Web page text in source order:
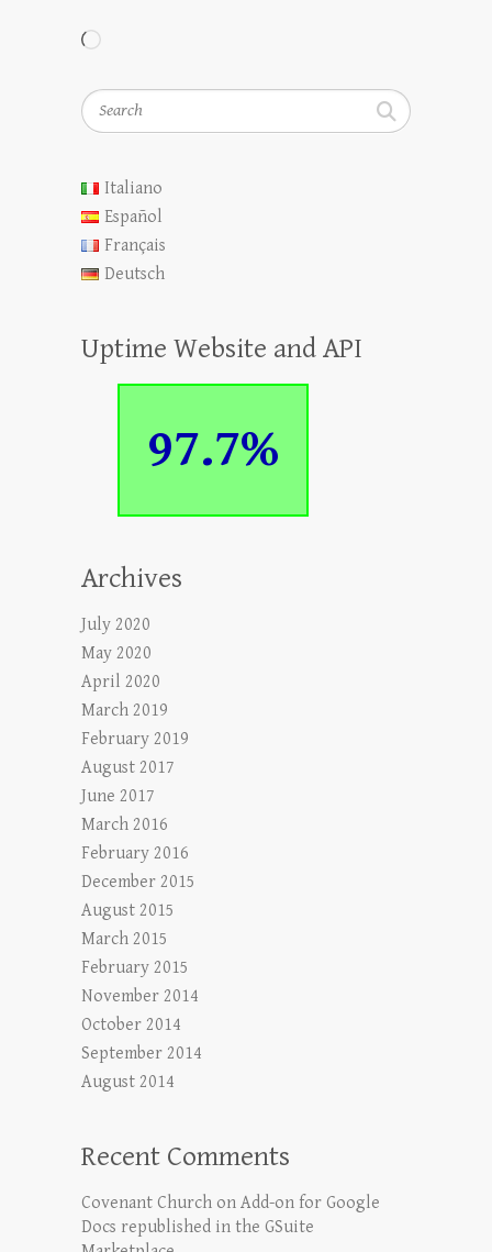
Loading…
Search
Italiano
Español
Français
Deutsch
Uptime Website and API
97.7%
Archives
July 2020
May 2020
April 2020
March 2019
February 2019
August 2017
June 2017
March 2016
February 2016
December 2015
August 2015
March 2015
February 2015
November 2014
October 2014
September 2014
August 2014
Recent Comments
Covenant Church on Add-on for Google
Docs republished in the GSuite